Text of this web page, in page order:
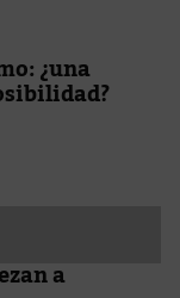
¿una
a